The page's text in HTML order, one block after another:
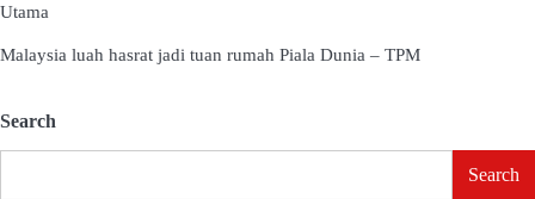
Utama
Malaysia luah hasrat jadi tuan rumah Piala Dunia – TPM
Search
Search